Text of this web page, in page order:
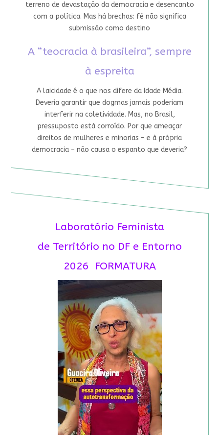
terreno de devastação da democracia e desencanto
com a política. Mas há brechas: fé não significa
submissão como destino
A “teocracia à brasileira”, sempre
à espreita
A laicidade é o que nos difere da Idade Média.
Deveria garantir que dogmas jamais poderiam
interferir na coletividade. Mas, no Brasil,
pressuposto está corroído. Por que ameaçar
direitos de mulheres e minorias – e à própria
democracia – não causa o espanto que deveria?
Laboratório Feminista
de Território no DF e Entorno
2026 FORMATURA